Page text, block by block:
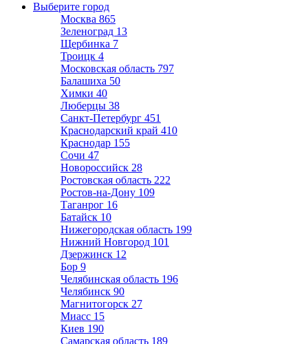
Выберите город
Москва 865
Зеленоград 13
Щербинка 7
Троицк 4
Московская область 797
Балашиха 50
Химки 40
Люберцы 38
Санкт-Петербург 451
Краснодарский край 410
Краснодар 155
Сочи 47
Новороссийск 28
Ростовская область 222
Ростов-на-Дону 109
Таганрог 16
Батайск 10
Нижегородская область 199
Нижний Новгород 101
Дзержинск 12
Бор 9
Челябинская область 196
Челябинск 90
Магнитогорск 27
Миасс 15
Киев 190
Самарская область 189